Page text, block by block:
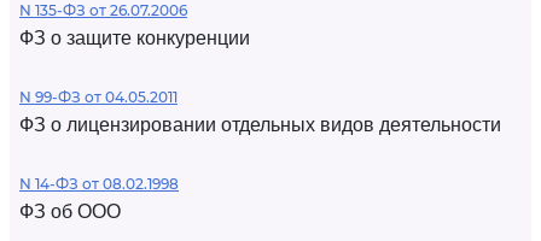
N 135-ФЗ от 26.07.2006
ФЗ о защите конкуренции
N 99-ФЗ от 04.05.2011
ФЗ о лицензировании отдельных видов деятельности
N 14-ФЗ от 08.02.1998
ФЗ об ООО